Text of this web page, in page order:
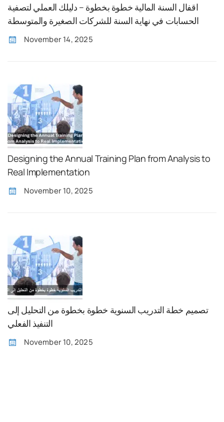
اقفال السنة المالية خطوة بخطوة – دليلك العملي لتصفية
الحسابات في نهاية السنة للشركات الصغيرة والمتوسطة
November 14, 2025
Designing the Annual Training Plan from Analysis to
Real Implementation
November 10, 2025
تصميم خطة التدريب السنوية خطوة بخطوة من التحليل إلى
التنفيذ الفعلي
November 10, 2025